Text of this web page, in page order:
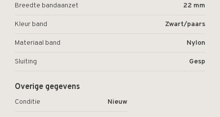
Breedte bandaanzet 22 mm
Kleur band Zwart/paars
Materiaal band Nylon
Sluiting Gesp
Overige gegevens
Conditie Nieuw